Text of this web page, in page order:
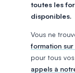
toutes les
disponibles.
Vous ne
formation sur
pour tous
appels à